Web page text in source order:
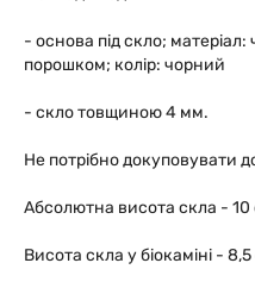
- основа під скло;
порошком; колір: чорний
- скло товщиною 4 мм.
Не потрібно докуповувати
Абсолютна висота скла - 10
Висота скла у біокаміні -